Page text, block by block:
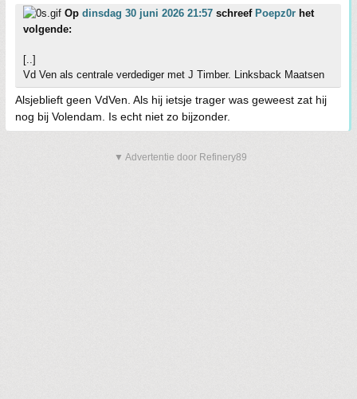
Op dinsdag 30 juni 2026 21:57 schreef Poepz0r het
volgende:
[..]
Vd Ven als centrale verdediger met J Timber. Linksback Maatsen
Alsjeblieft geen VdVen. Als hij ietsje trager was geweest zat hij
nog bij Volendam. Is echt niet zo bijzonder.
▼ Advertentie door Refinery89